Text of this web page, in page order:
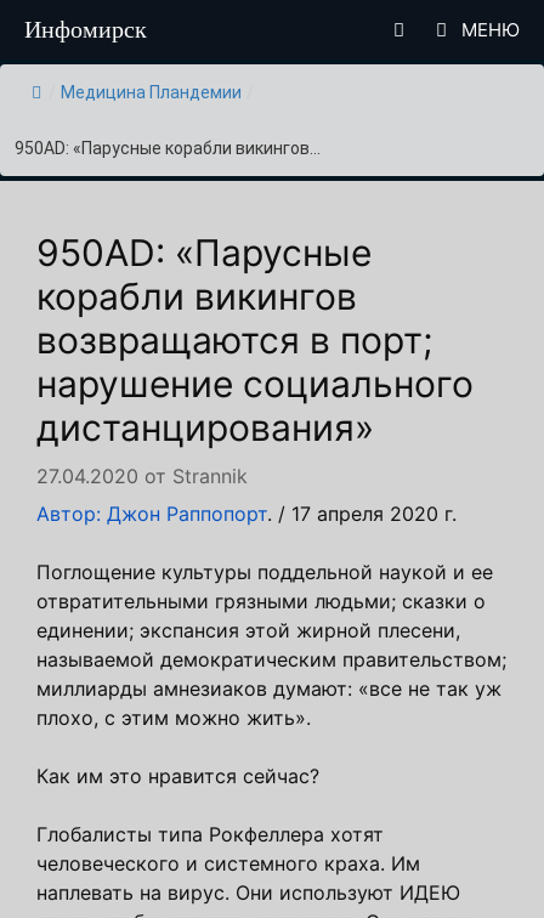
содержимому
Инфомирск МЕНЮ
Медицина Пландемии
950AD: «Парусные корабли викингов...
950AD: «Парусные
корабли викингов
возвращаются в порт;
нарушение социального
дистанцирования»
27.04.2020 от Strannik
Автор: Джон Раппопорт. / 17 апреля 2020 г.
Поглощение культуры поддельной наукой и ее
отвратительными грязными людьми; сказки о
единении; экспансия этой жирной плесени,
называемой демократическим правительством;
миллиарды амнезиаков думают: «все не так уж
плохо, с этим можно жить».
Как им это нравится сейчас?
Глобалисты типа Рокфеллера хотят
человеческого и системного краха. Им
наплевать на вирус. Они используют ИДЕЮ